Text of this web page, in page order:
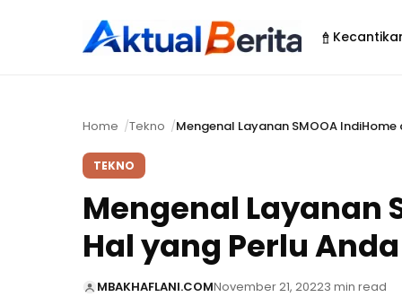
Home Tekno Mengenal Layanan SMOOA
TEKNO
Mengenal Layanan
Hal yang Perlu
MBAKHAFLANI.COMNovember 21, 20223 min read